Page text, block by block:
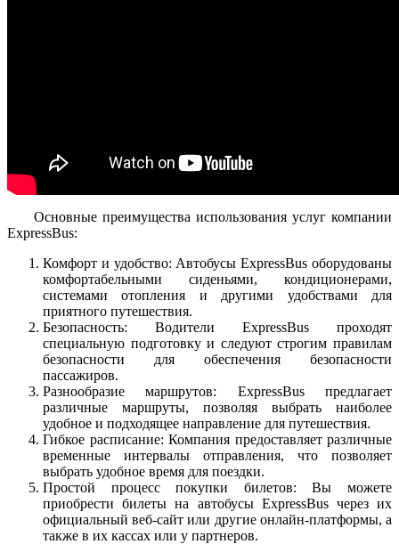
Основные преимущества использования услуг компании
ExpressBus:
Комфорт и удобство: Автобусы ExpressBus оборудованы
комфортабельными сиденьями, кондиционерами,
системами отопления и другими удобствами для
приятного путешествия.
Безопасность: Водители ExpressBus проходят
специальную подготовку и следуют строгим правилам
безопасности для обеспечения безопасности
пассажиров.
Разнообразие маршрутов: ExpressBus предлагает
различные маршруты, позволяя выбрать наиболее
удобное и подходящее направление для путешествия.
Гибкое расписание: Компания предоставляет различные
временные интервалы отправления, что позволяет
выбрать удобное время для поездки.
Простой процесс покупки билетов: Вы можете
приобрести билеты на автобусы ExpressBus через их
официальный веб-сайт или другие онлайн-платформы, а
также в их кассах или у партнеров.